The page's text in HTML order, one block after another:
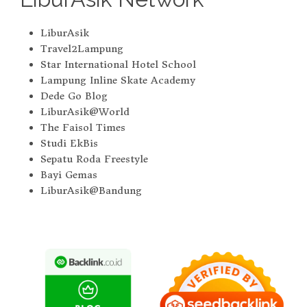
LiburAsik
Travel2Lampung
Star International Hotel School
Lampung Inline Skate Academy
Dede Go Blog
LiburAsik@World
The Faisol Times
Studi EkBis
Sepatu Roda Freestyle
Bayi Gemas
LiburAsik@Bandung